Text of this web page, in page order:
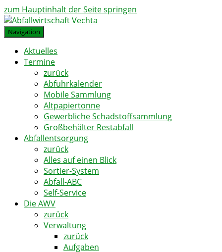
zum Hauptinhalt der Seite springen
Navigation
Aktuelles
Termine
zurück
Abfuhrkalender
Mobile Sammlung
Altpapiertonne
Gewerbliche Schadstoffsammlung
Großbehälter Restabfall
Abfallentsorgung
zurück
Alles auf einen Blick
Sortier-System
Abfall-ABC
Self-Service
Die AWV
zurück
Verwaltung
zurück
Aufgaben